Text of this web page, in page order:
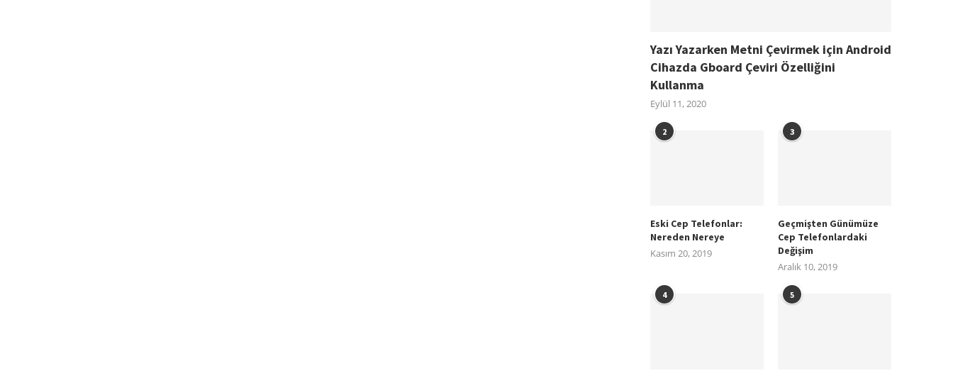
Yazı Yazarken Metni Çevirmek için Android
Cihazda Gboard Çeviri Özelliğini
Kullanma
Eylül 11, 2020
2
Eski Cep Telefonlar:
Nereden Nereye
Kasım 20, 2019
3
Geçmişten Günümüze
Cep Telefonlardaki
Değişim
Aralık 10, 2019
4 5